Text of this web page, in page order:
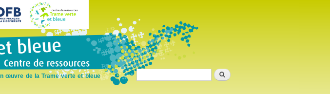
au
contenu
œuvre de la Trame verte et bleue